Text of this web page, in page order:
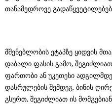
თანამედროვე
მშენებლობის ეტაპზე ყიდვის
დაბალი ფასის გამო,
ფართობი ან უკეთესი
დასრულების შემდეგ, ბინის
გსურთ, შეგიძლიათ ის